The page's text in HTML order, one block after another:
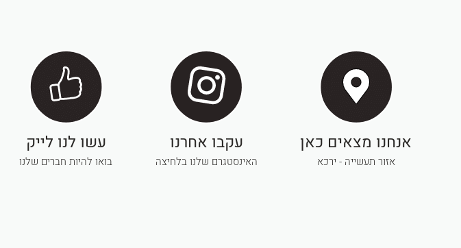
אנחנו מצאים כאן
אזור תעשייה - ירכא
עקבו אחרנו
האינסטגרם שלנו בלחיצה
עשו לנו לייק
בואו להיות חברים שלנו